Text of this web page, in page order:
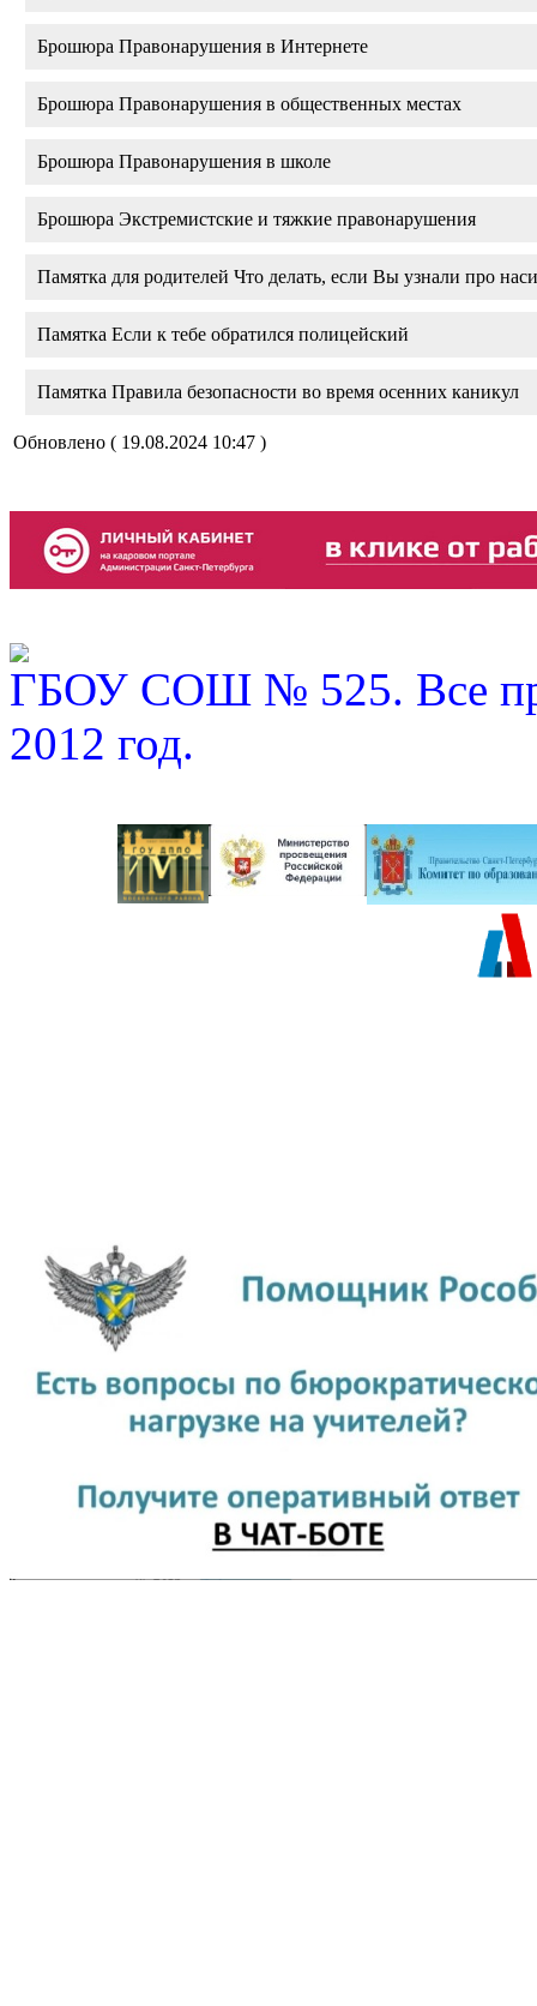
Брошюра Правонарушения в Интернете
Брошюра Правонарушения в общественных местах
Брошюра Правонарушения в школе
Брошюра Экстремистские и тяжкие правонарушения
Памятка для родителей Что делать, если Вы узнали про
Памятка Если к тебе обратился полицейский
Памятка Правила безопасности во время осенних каникул
Обновлено ( 19.08.2024 10:47 )
ГБОУ СОШ № 525. Все
2012 год.